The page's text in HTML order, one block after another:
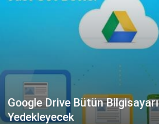
Google Drive Bütün Bilgisayarı
Yedekleyecek